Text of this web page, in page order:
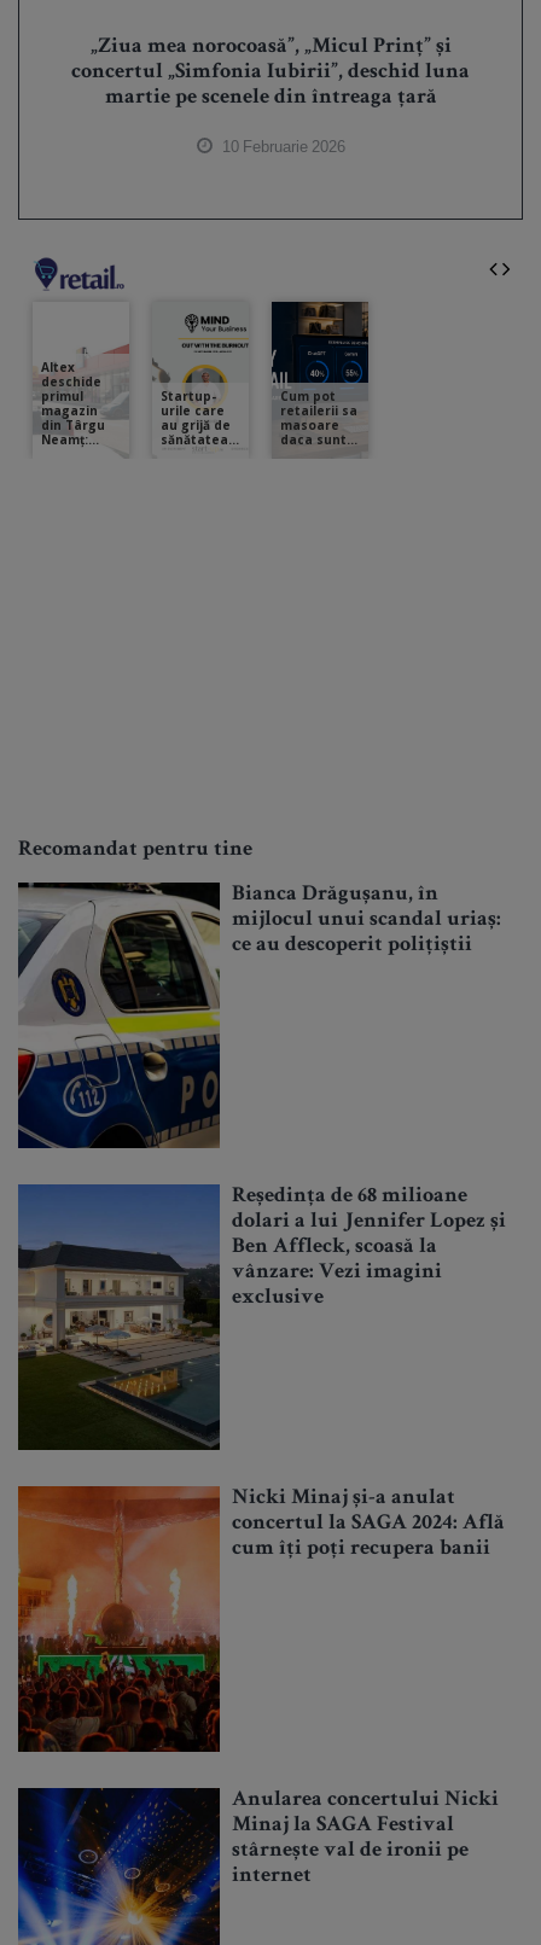
„Ziua mea norocoasă”, „Micul Prinț” și
concertul „Simfonia Iubirii”, deschid luna
martie pe scenele din întreaga țară
10 Februarie 2026
Recomandat pentru tine
Bianca Drăgușanu, în
mijlocul unui scandal uriaș:
ce au descoperit polițiștii
Reședința de 68 milioane
dolari a lui Jennifer Lopez și
Ben Affleck, scoasă la
vânzare: Vezi imagini
exclusive
Nicki Minaj și-a anulat
concertul la SAGA 2024: Află
cum îți poți recupera banii
Anularea concertului Nicki
Minaj la SAGA Festival
stârnește val de ironii pe
internet